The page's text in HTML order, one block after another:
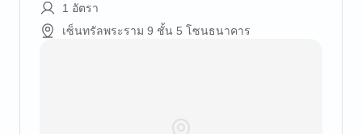
1 อัตรา
เซ็นทรัลพระราม 9 ชั้น 5 โซนธนาคาร